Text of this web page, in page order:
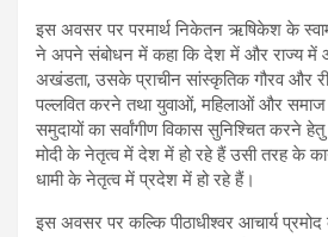
इस अवसर पर परमार्थ निकेतन ऋषिकेश के
ने अपने संबोधन में कहा कि देश में और राज्य में
अखंडता, उसके प्राचीन सांस्कृतिक गौरव और
पल्लवित करने तथा युवाओं, महिलाओं और समाज
समुदायों का सर्वांगीण विकास सुनिश्चित करने
मोदी के नेतृत्व में देश में हो रहे हैं उसी तरह के
धामी के नेतृत्व में प्रदेश में हो रहे हैं।
इस अवसर पर कल्कि पीठाधीश्वर आचार्य